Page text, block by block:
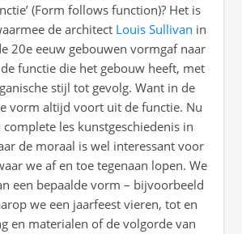
(Form follows function)? Het is
de architect Louis Sullivan in
20e eeuw gebouwen vormgaf naar
functie die het gebouw heeft, met
stijl tot gevolg. Want in de
vorm altijd voort uit de functie. Nu
complete les kunstgeschiedenis in
de moraal is wel interessant voor
we af en toe tegenaan lopen. We
een bepaalde vorm – bijvoorbeeld
we een jaarfeest vieren, tot en
en materialen of de volgorde van